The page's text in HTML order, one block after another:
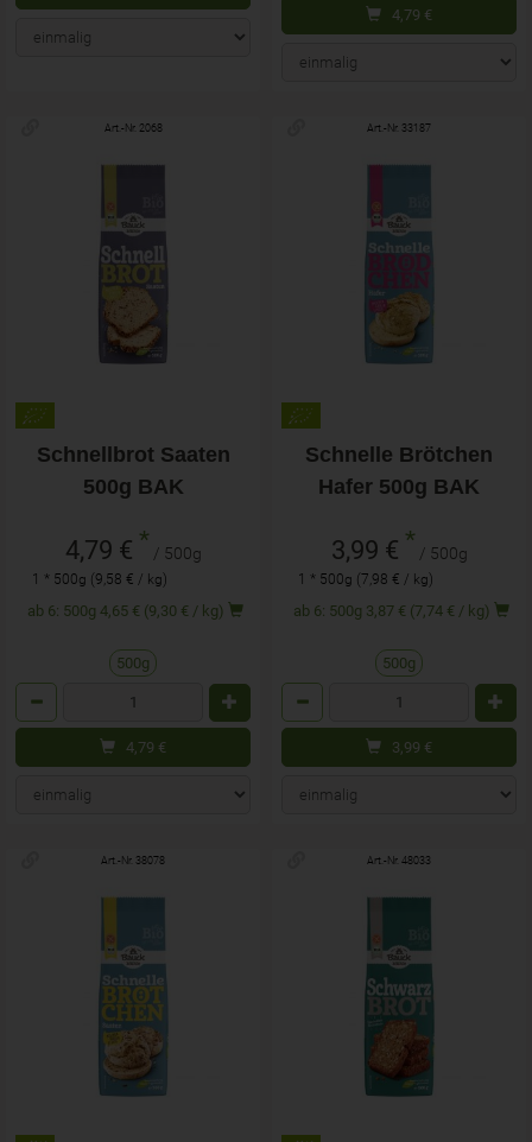
4,79 €
Art.-Nr. 2068
Schnellbrot Saaten
500g BAK
4,79 € * / 500g
1 * 500g (9,58 € / kg)
ab 6: 500g 4,65 € (9,30 € / kg)
500g
4,79 €
Art.-Nr. 33187
Schnelle Brötchen
Hafer 500g BAK
3,99 € * / 500g
1 * 500g (7,98 € / kg)
ab 6: 500g 3,87 € (7,74 € / kg)
500g
3,99 €
Art.-Nr. 38078 Art.-Nr. 48033